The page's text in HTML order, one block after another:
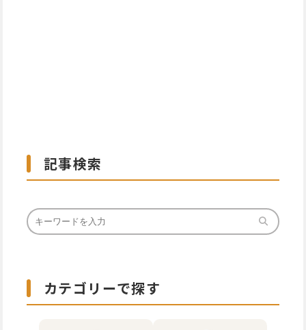
記事検索
カテゴリーで探す